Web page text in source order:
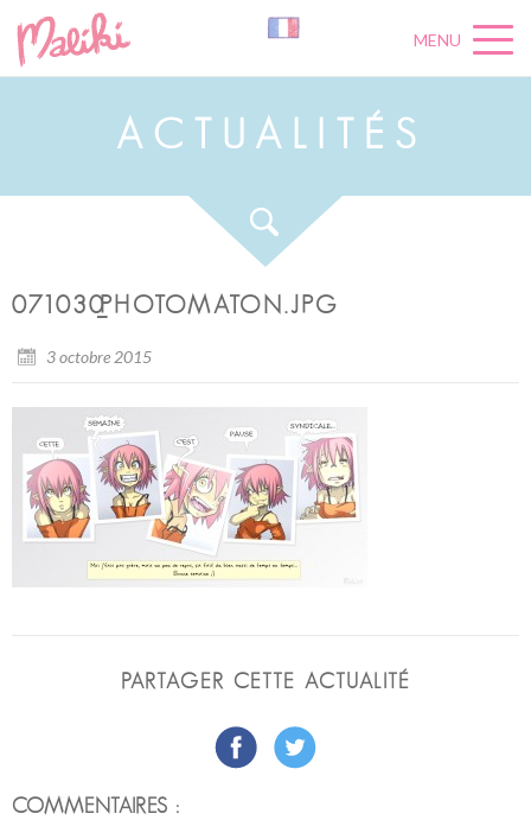
MENU
A C U A L É S
071030_PHOTOMATON.JPG
3 octobre 2015
PARTAGER CETTE ACTUALITÉ
COMMENTAIRES :